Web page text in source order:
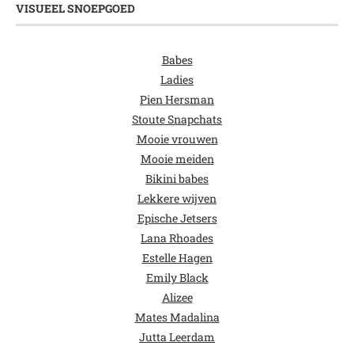
VISUEEL SNOEPGOED
Babes
Ladies
Pien Hersman
Stoute Snapchats
Mooie vrouwen
Mooie meiden
Bikini babes
Lekkere wijven
Epische Jetsers
Lana Rhoades
Estelle Hagen
Emily Black
Alizee
Mates Madalina
Jutta Leerdam